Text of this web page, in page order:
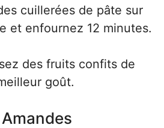
cuillerées de pâte sur
et enfournez 12 minutes.
des fruits confits de
goût.